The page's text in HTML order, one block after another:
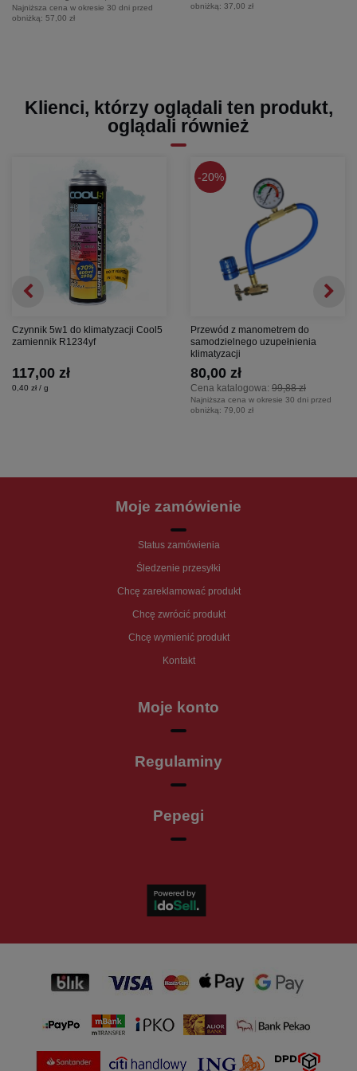
Najniższa cena w okresie 30 dni przed
obniżką: 57,00 zł
obniżką: 37,00 zł
Klienci, którzy oglądali ten produkt,
oglądali również
Czynnik 5w1 do klimatyzacji Cool5
zamiennik R1234yf
117,00 zł
0,40 zł / g
20%
Przewód z manometrem do
samodzielnego uzupełnienia
klimatyzacji
Cena katalogowa: 99,88 zł
80,00 zł
Najniższa cena w okresie 30 dni przed
obniżką: 79,00 zł
Moje zamówienie
Status zamówienia
Śledzenie przesyłki
Chcę zareklamować produkt
Chcę zwrócić produkt
Chcę wymienić produkt
Kontakt
Moje konto
Regulaminy
Pepegi